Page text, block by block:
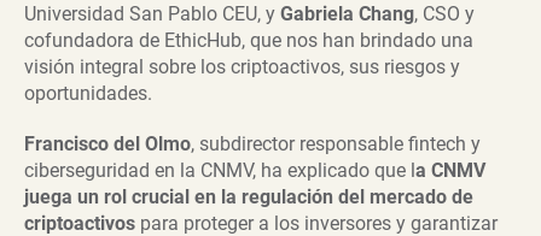
Universidad San Pablo CEU, y Gabriela Chang, CSO y
cofundadora de EthicHub, que nos han brindado una
visión integral sobre los criptoactivos, sus riesgos y
oportunidades.
Francisco del Olmo, subdirector responsable fintech y
ciberseguridad en la CNMV, ha explicado que la CNMV
juega un rol crucial en la regulación del mercado de
criptoactivos para proteger a los inversores y garantizar